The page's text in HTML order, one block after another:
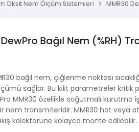
Oksit Nem Ölçüm Sistemleri MMR30
DewPro Bağıl Nem (%RH)
bağıl nem, çiğlenme noktası
sağlar. Bu kilit parametreler kritik
MMR30 özellikle soğutmalı
nem transmiteridir. MMR30 hat veya
kolektörüne kolayca monte edilebilir.